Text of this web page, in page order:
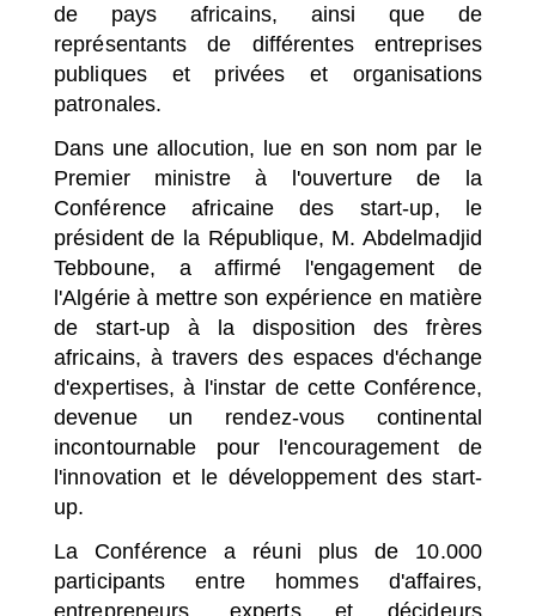
de pays africains, ainsi que de
représentants de différentes entreprises
publiques et privées et organisations
patronales.
Dans une allocution, lue en son nom par le
Premier ministre à l'ouverture de la
Conférence africaine des start-up, le
président de la République, M. Abdelmadjid
Tebboune, a affirmé l'engagement de
l'Algérie à mettre son expérience en matière
de start-up à la disposition des frères
africains, à travers des espaces d'échange
d'expertises, à l'instar de cette Conférence,
devenue un rendez-vous continental
incontournable pour l'encouragement de
l'innovation et le développement des start-
up.
La Conférence a réuni plus de 10.000
participants entre hommes d'affaires,
entrepreneurs, experts et décideurs